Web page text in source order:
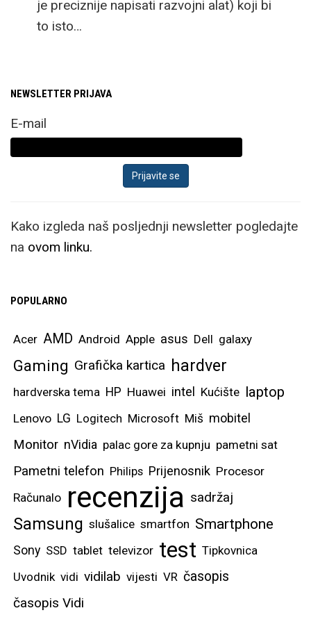
je preciznije napisati razvojni alat) koji bi
to isto…
NEWSLETTER PRIJAVA
E-mail
Kako izgleda naš posljednji newsletter pogledajte
na ovom linku.
POPULARNO
Acer AMD Android Apple asus Dell galaxy
Gaming Grafička kartica hardver
hardverska tema HP Huawei intel Kućište laptop
Lenovo LG Logitech Microsoft Miš mobitel
Monitor nVidia palac gore za kupnju pametni sat
Pametni telefon Philips Prijenosnik Procesor
Računalo recenzija sadržaj
Samsung slušalice smartfon Smartphone
Sony SSD tablet televizor test Tipkovnica
Uvodnik vidi vidilab vijesti VR časopis
časopis Vidi